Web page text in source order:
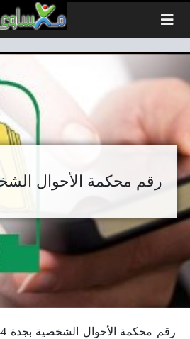
رقم محكمة الأحوال